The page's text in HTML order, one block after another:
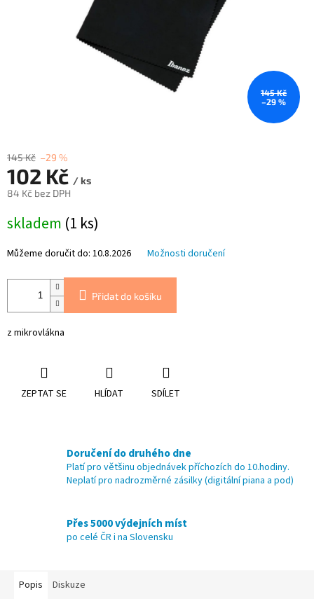
145 Kč
–29 %
145 Kč –29 %
102 Kč / ks
84 Kč bez DPH
cena:
skladem (1 ks)
Můžeme doručit do: 10.8.2026 Možnosti doručení
Přidat do košíku
z mikrovlákna
ZEPTAT SE HLÍDAT SDÍLET
Doručení do druhého dne
Platí pro většinu objednávek příchozích do 10.hodiny.
Neplatí pro nadrozměrné zásilky (digitální piana a pod)
Přes 5000 výdejních míst
po celé ČR i na Slovensku
Popis Diskuze